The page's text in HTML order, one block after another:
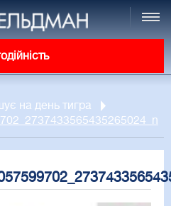
на день тигра